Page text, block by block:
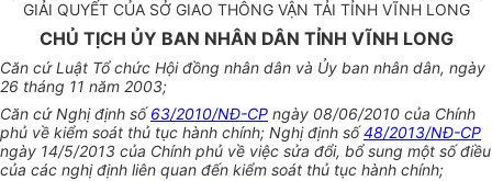
GIẢI QUYẾT CỦA SỞ GIAO THÔNG VẬN TẢI TỈNH VĨNH LONG
CHỦ TỊCH ỦY BAN NHÂN DÂN TỈNH VĨNH LONG
Căn cứ Luật Tổ chức Hội đồng nhân dân và Ủy ban nhân dân, ngày
26 tháng 11 năm 2003;
Căn cứ Nghị định số63/2010/NĐ-CP ngày 08/06/2010 của Chính
phủ về kiểm soát thủ tục hành chính; Nghị định số48/2013/NĐ-CP
ngày 14/5/2013 của Chính phủ về việc sửa đổi, bổ sung một số điều
của các nghị định liên quan đến kiểm soát thủ tục hành chính;